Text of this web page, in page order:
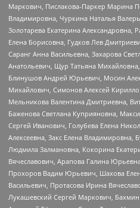
Маркович, Пислакова-Паркер Марина
Владимировна, Чуркина Наталья
Золотарева Екатерина
Елена Борисовна, Гудков Лев
Саранг Анна Васильевна, Захарова
Анатольевич, Щур Татьяна
Блинушов Андрей Юрьевич, Мосин
Михайлович, Симонов Алексей
Мельникова Валентина Дмитриевна,
Баженова Светлана Куприяновна,
Сергей Иванович, Голубева Елена
Алексеевна, Закс Елена Владимировна,
Людмила Залмановна, Кокорина
Вячеславович, Арапова Галина
Прохоров Вадим Юрьевич, Шахова
Васильевич, Протасова Ирина
Лукашевский Сергей Маркович,